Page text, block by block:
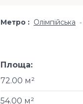
Метро Олімпійська
Площа:
72.00 м²
54.00 м²